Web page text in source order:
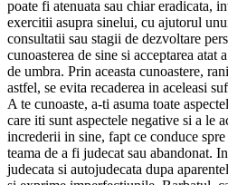
poate fi atenuata sau chiar eradicata,
exercitii asupra sinelui, cu ajutorul
consultatii sau stagii de dezvoltare
cunoasterea de sine si acceptarea atat
de umbra. Prin aceasta cunoastere,
astfel, se evita recaderea in aceleasi
A te cunoaste, a-ti asuma toate
care iti sunt aspectele negative si a le
increderii in sine, fapt ce conduce
teama de a fi judecat sau abandonat.
judecata si autojudecata dupa